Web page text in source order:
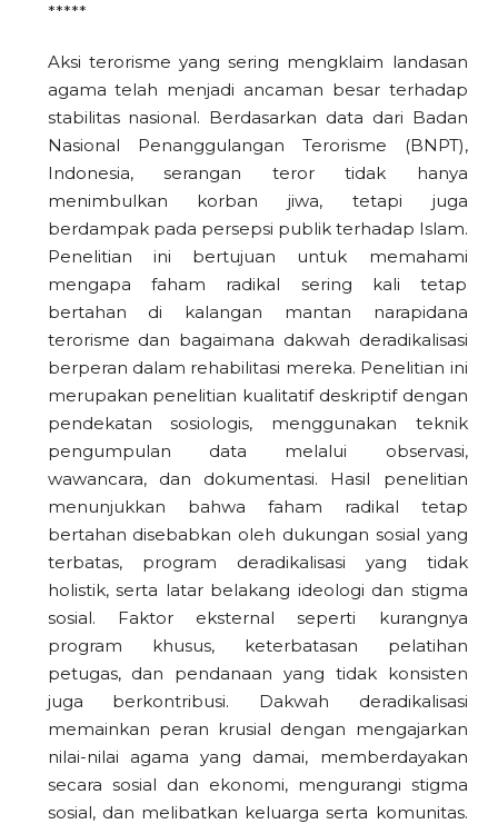
*****
Aksi terorisme yang sering mengklaim landasan
agama telah menjadi ancaman besar terhadap
stabilitas nasional. Berdasarkan data dari Badan
Nasional Penanggulangan Terorisme (BNPT),
Indonesia, serangan teror tidak hanya
menimbulkan korban jiwa, tetapi juga
berdampak pada persepsi publik terhadap Islam.
Penelitian ini bertujuan untuk memahami
mengapa faham radikal sering kali tetap
bertahan di kalangan mantan narapidana
terorisme dan bagaimana dakwah deradikalisasi
berperan dalam rehabilitasi mereka. Penelitian ini
merupakan penelitian kualitatif deskriptif dengan
pendekatan sosiologis, menggunakan teknik
pengumpulan data melalui observasi,
wawancara, dan dokumentasi. Hasil penelitian
menunjukkan bahwa faham radikal tetap
bertahan disebabkan oleh dukungan sosial yang
terbatas, program deradikalisasi yang tidak
holistik, serta latar belakang ideologi dan stigma
sosial. Faktor eksternal seperti kurangnya
program khusus, keterbatasan pelatihan
petugas, dan pendanaan yang tidak konsisten
juga berkontribusi. Dakwah deradikalisasi
memainkan peran krusial dengan mengajarkan
nilai-nilai agama yang damai, memberdayakan
secara sosial dan ekonomi, mengurangi stigma
sosial, dan melibatkan keluarga serta komunitas.